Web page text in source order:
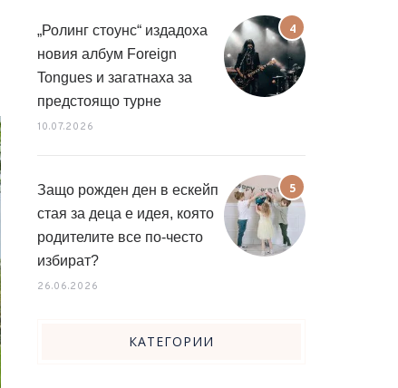
„Ролинг стоунс“ издадоха
новия албум Foreign
Tongues и загатнаха за
предстоящо турне
10.07.2026
Защо рожден ден в ескейп
стая за деца е идея, която
родителите все по-често
избират?
26.06.2026
КАТЕГОРИИ